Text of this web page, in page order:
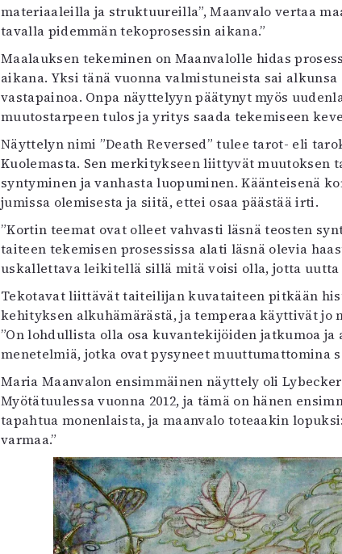
materiaaleilla ja struktuureilla”, Maanvalo vertaa
tavalla pidemmän tekoprosessin aikana.”
Maalauksen tekeminen on Maanvalolle hidas
aikana. Yksi tänä vuonna valmistuneista sai
vastapainoa. Onpa näyttelyyn päätynyt myös
muutostarpeen tulos ja yritys saada tekemiseen
Näyttelyn nimi ”Death Reversed” tulee tarot- eli
Kuolemasta. Sen merkitykseen liittyvät muutoksen
syntyminen ja vanhasta luopuminen. Käänteisenä
jumissa olemisesta ja siitä, ettei osaa päästää irti.
”Kortin teemat ovat olleet vahvasti läsnä teosten
taiteen tekemisen prosessissa alati läsnä olevia
uskallettava leikitellä sillä mitä voisi olla, jotta uutta
Tekotavat liittävät taiteilijan kuvataiteen pitkään
kehityksen alkuhämärästä, ja temperaa käyttivät
”On lohdullista olla osa kuvantekijöiden jatkumoa
menetelmiä, jotka ovat pysyneet muuttumattomina
Maria Maanvalon ensimmäinen näyttely oli
Myötätuulessa vuonna 2012, ja tämä on hänen
tapahtua monenlaista, ja maanvalo toteaakin
varmaa.”